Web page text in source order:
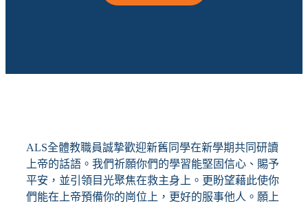
ALS全體教職員誠摯歡迎新舊同學在新學期共同研讀
上帝的話語。我們祈願你們的學習能堅固信心、賜予
平安，並引領目光聚焦在救主身上。更盼望藉此使你
們能在上帝預備你的崗位上，更好的服事他人。願上